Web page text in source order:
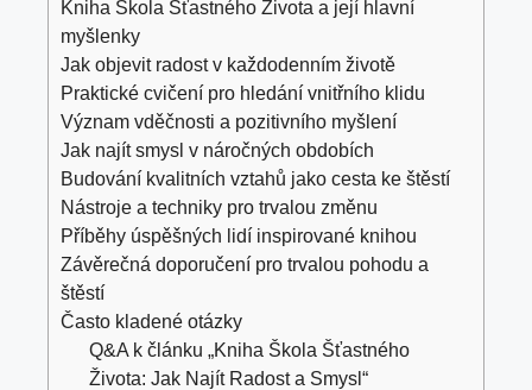
Kniha Škola Šťastného Života a její hlavní
myšlenky
Jak objevit radost v každodenním životě
Praktické cvičení pro hledání vnitřního klidu
Význam vděčnosti a pozitivního myšlení
Jak najít smysl v náročných obdobích
Budování kvalitních vztahů jako cesta ke štěstí
Nástroje a techniky pro trvalou změnu
Příběhy úspěšných lidí inspirované knihou
Závěrečná doporučení pro trvalou pohodu a
štěstí
Často kladené otázky
Q&A k článku „Kniha Škola Šťastného
Života: Jak Najít Radost a Smysl“